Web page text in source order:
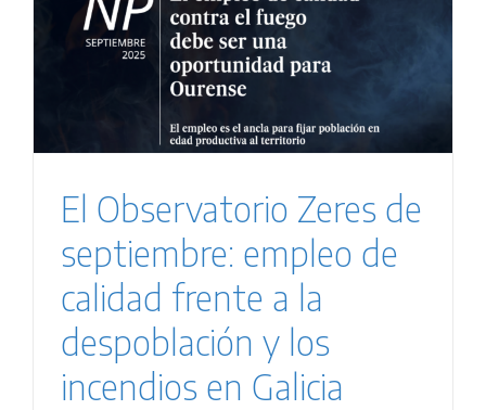
El Observatorio Zeres de
septiembre: empleo de
calidad frente a la
despoblación y los
incendios en Galicia